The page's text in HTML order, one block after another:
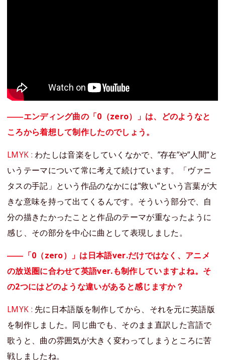
――エンディング曲の「0（zero）」は、どのようなと
ころから着想して制作したのでしょう。
LMYK :わたしは音楽をしていくなかで、”存在”や”人間”と
いうテーマについて常に考えて続けています。「ヴァニ
タスの手記」という作品のなかには”救い”という言葉が大
きな意味を持って出てくるんです。そういう部分で、自
分の描きたかったことと作品のテーマが重なったように
感じ、その部分を中心に曲として表現しました。
――「0（zero）」は日本語ver.だけではなく、アニメ
の放送圏に合わせて英語ver.も制作していますよね。そ
の2つにはどのような違いがあると感じますか？
LMYK : 先に日本語版を制作してから、それを元に英語版
を制作しました。同じ曲でも、そのまま直訳した言語で
歌うと、曲の雰囲気が大きく変わってしまうところに苦
戦しましたね。